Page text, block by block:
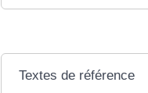
Textes de référence